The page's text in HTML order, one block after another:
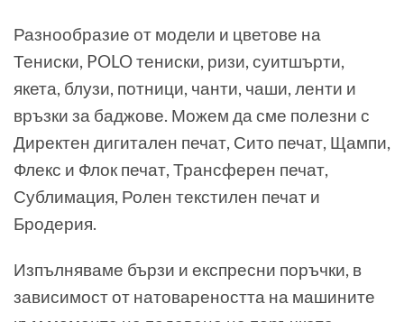
Разнообразие от модели и цветове на
Тениски, POLO тениски, ризи, суитшърти,
якета, блузи, потници, чанти, чаши, ленти и
връзки за баджове. Можем да сме полезни с
Директен дигитален печат, Сито печат, Щампи,
Флекс и Флок печат, Трансферен печат,
Сублимация, Ролен текстилен печат и
Бродерия.
Изпълняваме бързи и експресни поръчки, в
зависимост от натовареността на машините